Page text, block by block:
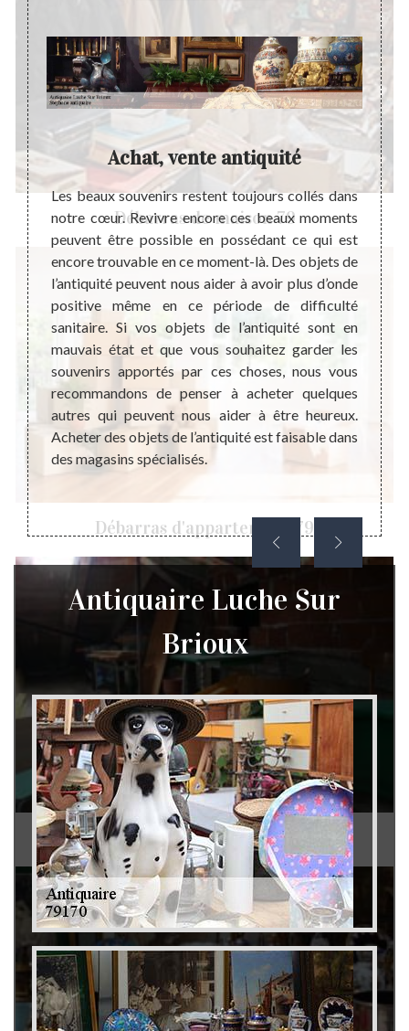
Débarras de maison 79
Débarras d'appartement 79
Débarras de grenier et cave 79
il est
de
juste
nous
une
bon
une
une
de
Achat, vente antiquité
Les beaux souvenirs restent toujours collés dans
notre cœur. Revivre encore ces beaux moments
peuvent être possible en possédant ce qui est
encore trouvable en ce moment-là. Des objets de
l’antiquité peuvent nous aider à avoir plus d’onde
positive même en ce période de difficulté
sanitaire. Si vos objets de l’antiquité sont en
mauvais état et que vous souhaitez garder les
souvenirs apportés par ces choses, nous vous
recommandons de penser à acheter quelques
autres qui peuvent nous aider à être heureux.
Acheter des objets de l’antiquité est faisable dans
des magasins spécialisés.
Un
dans
des
ces
son
avec
Antiquaire Luche Sur
Brioux